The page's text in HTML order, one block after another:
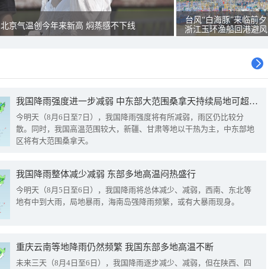
北京气温创今年来新高 焖蒸感不下线
台风“白海豚”来临前夕
浙江玉环渔船回港避风
我国降雨强度进一步减弱 中东部大范围桑拿天持续局地可超38℃
今明天（8月6日至7日），我国降雨强度将有所减弱，雨区仍比较分
散。同时，我国高温范围较大，新疆、甘肃等地以干热为主，中东部地
区将有大范围桑拿天。
我国降雨整体减少减弱 东部多地高温闷热盛行
今明天（8月5日至6日），我国降雨将总体减少、减弱，西南、东北等
地有中到大雨，局地暴雨，海南岛强降雨频繁，或有大暴雨现身。
重庆云南等地降雨仍然频繁 我国东部多地高温不断
未来三天（8月4日至6日），我国降雨逐步减少、减弱，但在陕西、四